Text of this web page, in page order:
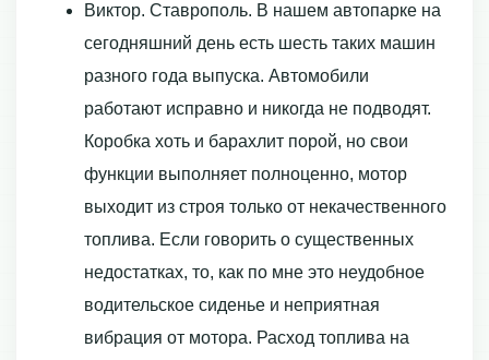
Виктор. Ставрополь. В нашем автопарке на
сегодняшний день есть шесть таких машин
разного года выпуска. Автомобили
работают исправно и никогда не подводят.
Коробка хоть и барахлит порой, но свои
функции выполняет полноценно, мотор
выходит из строя только от некачественного
топлива. Если говорить о существенных
недостатках, то, как по мне это неудобное
водительское сиденье и неприятная
вибрация от мотора. Расход топлива на